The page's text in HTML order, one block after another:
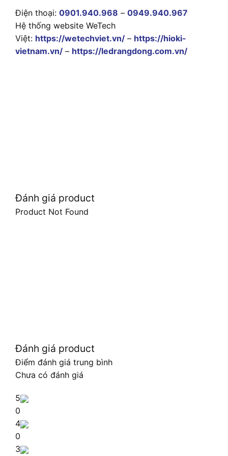
Điện thoại: 0901.940.968 – 0949.940.967
Hệ thống website WeTech
Việt: https://wetechviet.vn/ – https://hioki-
vietnam.vn/ – https://ledrangdong.com.vn/
Đánh giá product
Product Not Found
Đánh giá product
Điểm đánh giá trung bình
Chưa có đánh giá
5
0
4
0
3